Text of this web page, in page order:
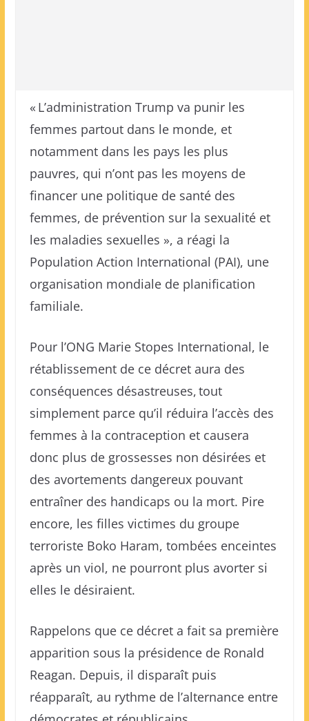
« L’administration Trump va punir les
femmes partout dans le monde, et
notamment dans les pays les plus
pauvres, qui n’ont pas les moyens de
financer une politique de santé des
femmes, de prévention sur la sexualité et
les maladies sexuelles », a réagi la
Population Action International (PAI), une
organisation mondiale de planification
familiale.
Pour l’ONG Marie Stopes International, le
rétablissement de ce décret aura des
conséquences désastreuses, tout
simplement parce qu’il réduira l’accès des
femmes à la contraception et causera
donc plus de grossesses non désirées et
des avortements dangereux pouvant
entraîner des handicaps ou la mort. Pire
encore, les filles victimes du groupe
terroriste Boko Haram, tombées enceintes
après un viol, ne pourront plus avorter si
elles le désiraient.
Rappelons que ce décret a fait sa première
apparition sous la présidence de Ronald
Reagan. Depuis, il disparaît puis
réapparaît, au rythme de l’alternance entre